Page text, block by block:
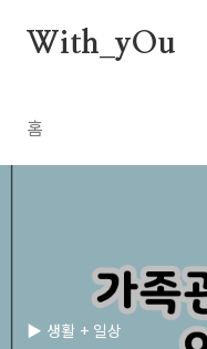
With_yOu
홈
▶ 생활 + 일상